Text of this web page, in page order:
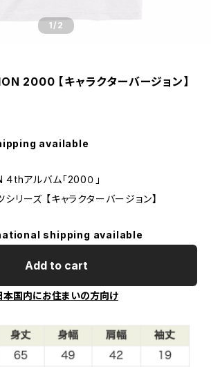
1/2
2000 【キャラクターバージョン】
available
thアルバム「200０」
リーズ 【キャラクターバージョン】
shipping available
Add to cart
本国内にお住まいの方向け